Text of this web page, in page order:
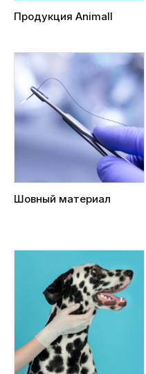
Продукция Animall
Шовный материал